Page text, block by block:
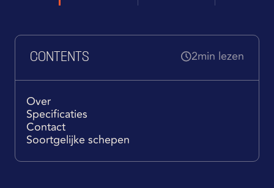
CONTENTS 2min lezen
Over
Specificaties
Contact
Soortgelijke schepen